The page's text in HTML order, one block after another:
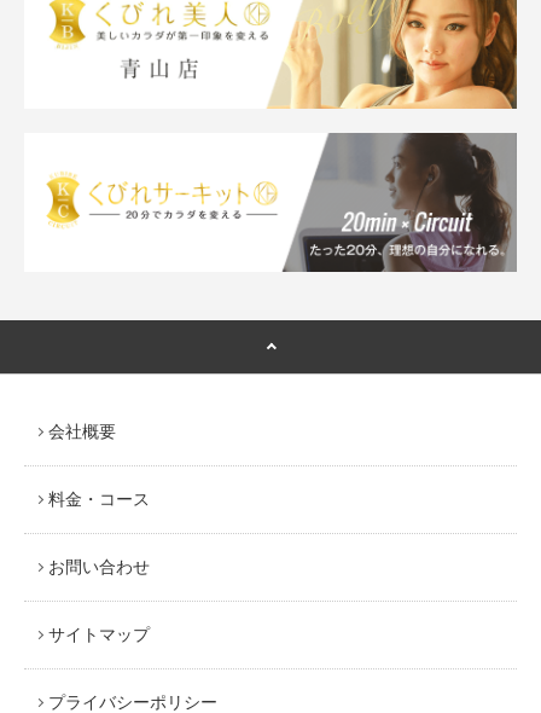
会社概要
料金・コース
お問い合わせ
サイトマップ
プライバシーポリシー